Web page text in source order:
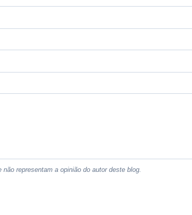
representam a opinião do autor deste blog.